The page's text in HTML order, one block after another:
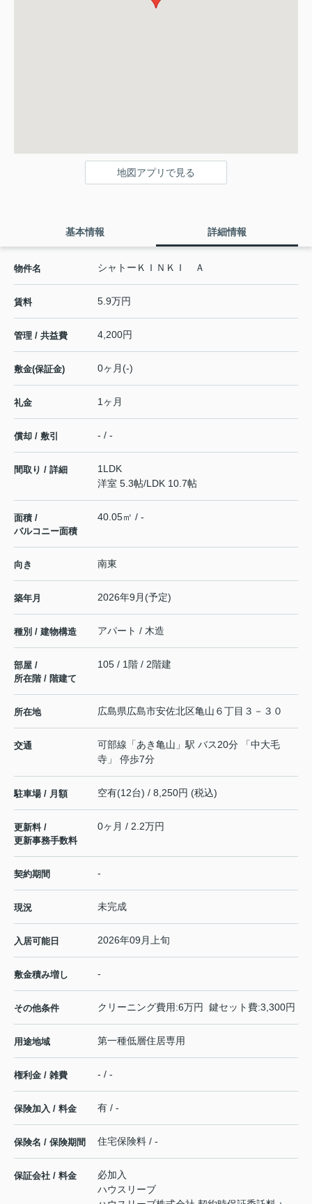
地図アプリで見る
基本情報 詳細情報
物件名 シャトーＫＩＮＫＩ Ａ
賃料 5.9万円
管理 / 共益費 4,200円
敷金(保証金) 0ヶ月(-)
礼金 1ヶ月
償却 / 敷引 - / -
間取り / 詳細
1LDK
洋室 5.3帖/LDK 10.7帖
面積 /
バルコニー面積
40.05㎡ / -
向き 南東
築年月 2026年9月(予定)
種別 / 建物構造 アパート / 木造
部屋 /
所在階 / 階建て
105 / 1階 / 2階建
所在地 広島県広島市安佐北区亀山 ６丁目３－３０
交通 可部線 「あき亀山 」駅 バス20分 「中大毛
寺」 停歩7分
駐車場 / 月額 空有(12台) / 8,250円 (税込)
更新料 /
更新事務手数料
0ヶ月 / 2.2万円
契約期間 -
現況 未完成
入居可能日 2026年09月上旬
敷金積み増し -
その他条件 クリーニング費用:6万円 鍵セット費:3,300円
用途地域 第一種低層住居専用
権利金 / 雑費 - / -
保険加入 / 料金 有 / -
保険名 / 保険期間 住宅保険料 / -
保証会社 / 料金
必加入
ハウスリーブ